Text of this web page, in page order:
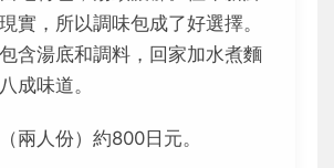
實，所以調味包成了好選擇。
含湯底和調料，回家加水煮麵
成味道。
兩人份）約800日元。